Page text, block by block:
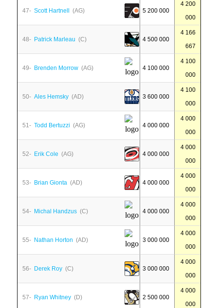
47- Scott Hartnell (AG) 5 200 000
4 200
000
48- Patrick Marleau (C) 4 500 000
4 166
667
49- Brenden Morrow (AG) 4 100 000
4 100
000
50- Ales Hemsky (AD) 3 600 000
4 100
000
51- Todd Bertuzzi (AG) 4 000 000
4 000
000
52- Erik Cole (AG) 4 000 000
4 000
000
53- Brian Gionta (AD) 4 000 000
4 000
000
54- Michal Handzus (C) 4 000 000
4 000
000
55- Nathan Horton (AD) 3 000 000
4 000
000
56- Derek Roy (C) 3 000 000
4 000
000
57- Ryan Whitney (D) 2 500 000
4 000
000